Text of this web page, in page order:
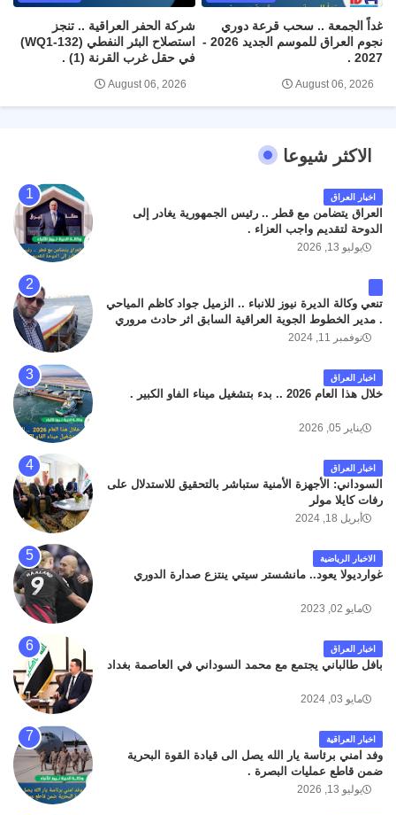
غداً الجمعة .. سحب قرعة دوري
نجوم العراق للموسم الجديد 2026 -
2027 .
August 06, 2026
شركة الحفر العراقية .. تنجز
استصلاح البئر النفطي (WQ1-132)
في حقل غرب القرنة (1) .
August 06, 2026
الاكثر شيوعا
اخبار العراق
العراق يتضامن مع قطر .. رئيس الجمهورية يغادر إلى
الدوحة لتقديم واجب العزاء .
يوليو 13, 2026
تنعي وكالة الديرة نيوز للانباء .. الزميل جواد كاظم المياحي
. مدير الخطوط الجوية العراقية السابق اثر حادث مروري
داخل مطار البصرة الدولي اليوم الاثنين على الطريق
كان سبب الحادث يعود لتصادم عجلته مع عجلة نوع كيا بنكو
تابعة لشركة الهلال الماسكة لإعمار مطار البصرة الدولي .
سائلين الله عز وجل ان يتغمد الفقيد بواسع رحمته ، و انا
نوفمبر 11, 2024
اخبار العراق
خلال هذا العام 2026 .. بدء بتشغيل ميناء الفاو الكبير .
يناير 05, 2026
اخبار العراق
السوداني: الأجهزة الأمنية ستباشر بالتحقيق للاستدلال على
رفات كايلا مولر
أبريل 18, 2024
الاخبار الرياضية
غوارديولا يعود.. مانشستر سيتي ينتزع صدارة الدوري
مايو 02, 2023
اخبار العراق
بافل طالباني يجتمع مع محمد السوداني في العاصمة بغداد
مايو 03, 2024
اخبار العراقية
وفد امني برئاسة يار الله يصل الى قيادة القوة البحرية
ضمن قاطع عمليات البصرة .
يوليو 13, 2026